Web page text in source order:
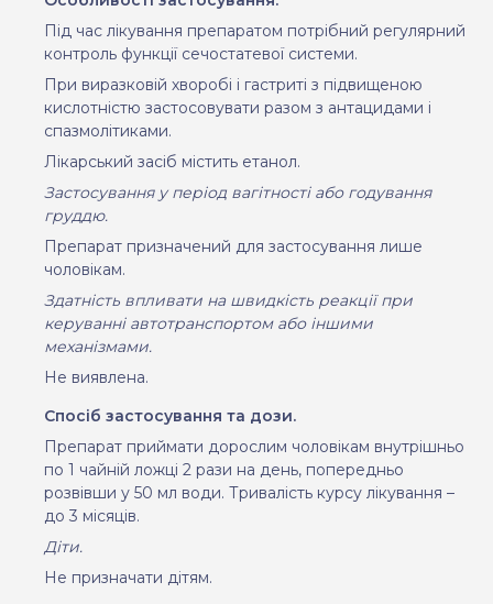
Під час лікування препаратом потрібний регулярний
контроль функції сечостатевої системи.
При виразковій хворобі і гастриті з підвищеною
кислотністю застосовувати разом з антацидами і
спазмолітиками.
Лікарський засіб містить етанол.
Застосування у період вагітності або годування
груддю.
Препарат призначений для застосування лише
чоловікам.
Здатність впливати на швидкість реакції при
керуванні автотранспортом або іншими
механізмами.
Не виявлена.
Спосіб застосування та дози.
Препарат приймати дорослим чоловікам внутрішньо
по 1 чайній ложці 2 рази на день, попередньо
розвівши у 50 мл води. Тривалість курсу лікування –
до 3 місяців.
Діти.
Не призначати дітям.